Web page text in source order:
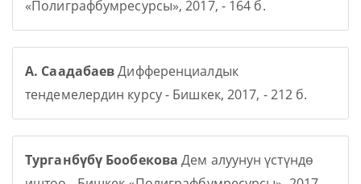
«Полиграфбумресурсы», 2017, - 164 б.
А. СаадабаевДифференциалдык
тендемелердин курсу - Бишкек, 2017, - 212 б.
Турганбүбү Бообекова Дем алуунун үстүндө